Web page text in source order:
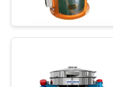
उद्धरण